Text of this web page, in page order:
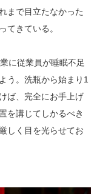
まで目立たなかった
てきている。
に従業員が睡眠不足
う。洗瓶から始まり1
ば、完全にお手上げ
を講じてしかるべき
しく目を光らせてお